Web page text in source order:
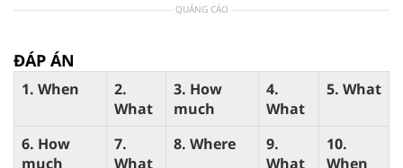
QUẢNG CÁO
ĐÁP ÁN
1. When
2.
What
3. How
much
4.
What
5. What
6. How
much
7.
What
8. Where
9.
What
10.
When